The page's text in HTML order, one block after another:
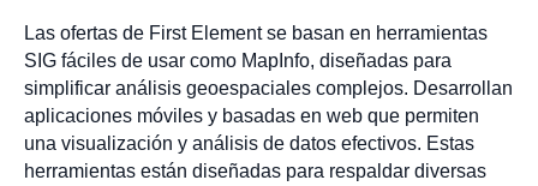
Las ofertas de First Element se basan en herramientas
SIG fáciles de usar como MapInfo, diseñadas para
simplificar análisis geoespaciales complejos. Desarrollan
aplicaciones móviles y basadas en web que permiten
una visualización y análisis de datos efectivos. Estas
herramientas están diseñadas para respaldar diversas